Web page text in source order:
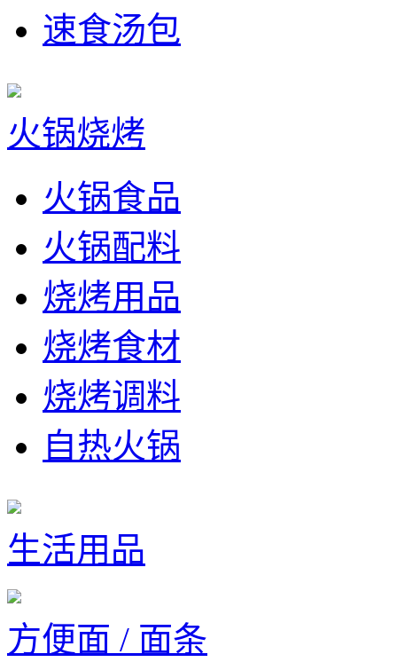
速食汤包
火锅烧烤
火锅食品
火锅配料
烧烤用品
烧烤食材
烧烤调料
自热火锅
生活用品
方便面 / 面条